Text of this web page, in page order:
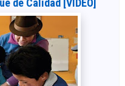
de Calidad [VIDEO]